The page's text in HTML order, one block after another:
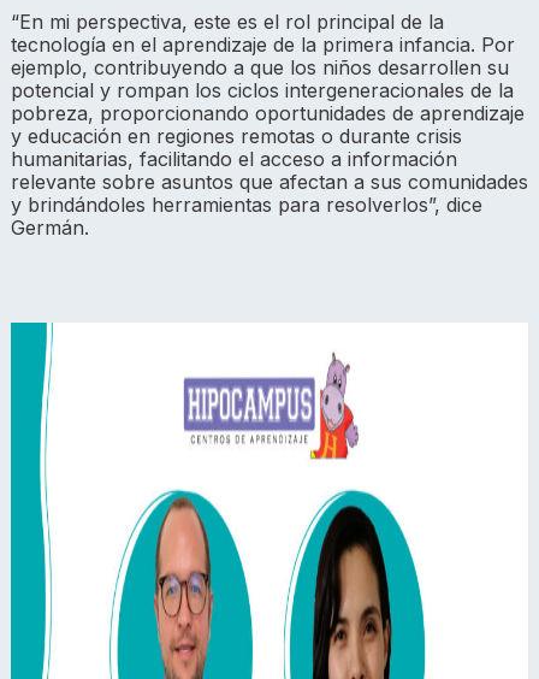
“En mi perspectiva, este es el rol principal de la
tecnología en el aprendizaje de la primera infancia. Por
ejemplo, contribuyendo a que los niños desarrollen su
potencial y rompan los ciclos intergeneracionales de la
pobreza, proporcionando oportunidades de aprendizaje
y educación en regiones remotas o durante crisis
humanitarias, facilitando el acceso a información
relevante sobre asuntos que afectan a sus comunidades
y brindándoles herramientas para resolverlos”, dice
Germán.